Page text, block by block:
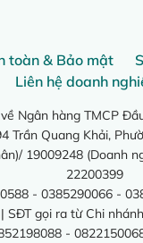
toàn & Bảo mật
Liên hệ doanh
Ngân hàng TMCP
Trần Quang Khải,
19009248 (Doanh
22200399
- 0385290066 -
SĐT gọi ra từ Chi
-